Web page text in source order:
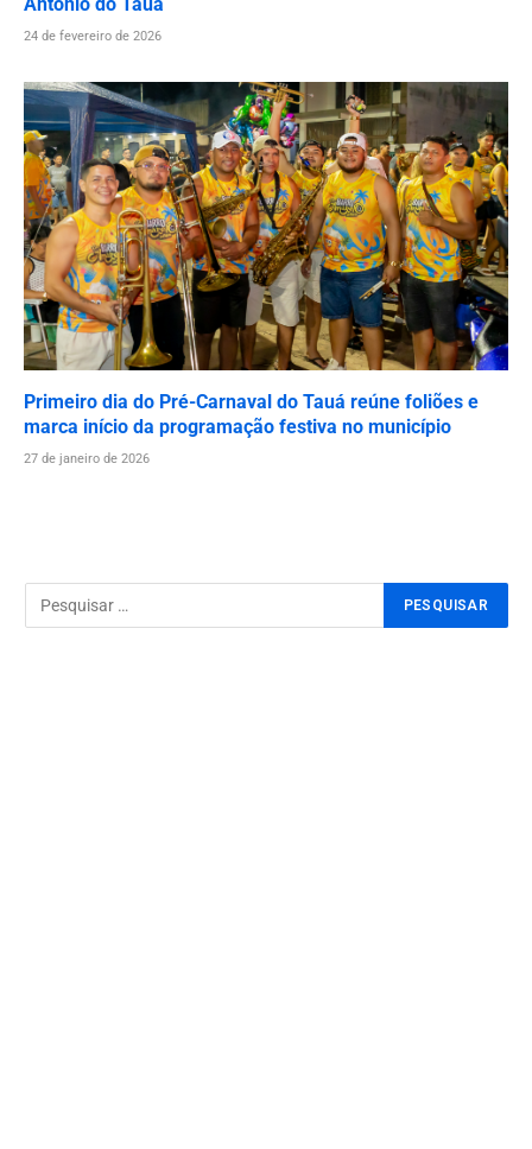
24 de fevereiro de 2026
Primeiro dia do Pré-Carnaval do Tauá reúne foliões e
marca início da programação festiva no município
27 de janeiro de 2026